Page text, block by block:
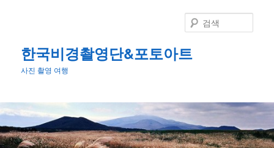
어
기
한국비경촬영단&포토아트
사진 촬영 여행
색